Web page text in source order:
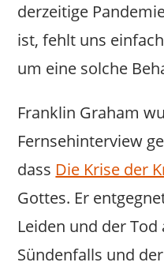
derzeitige
ist, fehlt uns
um eine solche
Franklin Graham
Fernsehinterview
dass Die Krise der
Gottes. Er
Leiden und der Tod
Sündenfalls und